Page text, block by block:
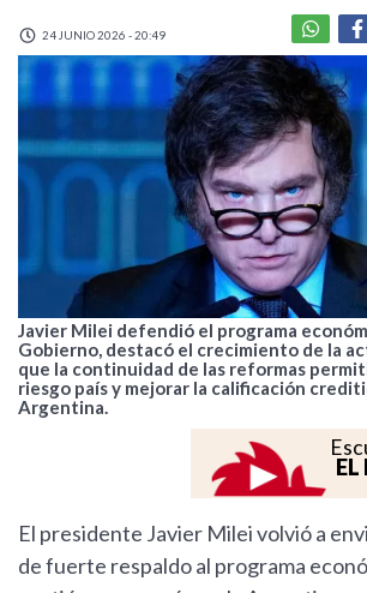
24 JUNIO 2026 - 20:49
Javier Milei defendió el programa
Gobierno, destacó el crecimiento de la
que la continuidad de las reformas
riesgo país y mejorar la calificación
Argentina.
EL
El presidente Javier Milei volvió a
de fuerte respaldo al programa